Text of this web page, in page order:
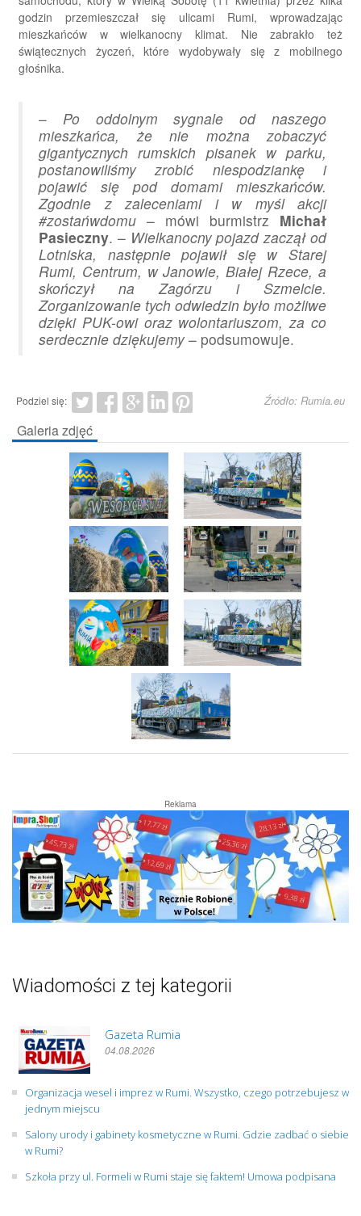
godzin przemieszczał się ulicami Rumi, wprowadzając
mieszkańców w wielkanocny klimat. Nie zabrakło też
świątecznych życzeń, które wydobywały się z mobilnego
głośnika.
– Po oddolnym sygnale od naszego
mieszkańca, że nie można zobaczyć
gigantycznych rumskich pisanek w parku,
postanowiliśmy zrobić niespodziankę i
pojawić się pod domami mieszkańców.
Zgodnie z zaleceniami i w myśl akcji
#zostańwdomu – mówi burmistrz Michał
Pasieczny. – Wielkanocny pojazd zaczął od
Lotniska, następnie pojawił się w Starej
Rumi, Centrum, w Janowie, Białej Rzece, a
skończył na Zagórzu i Szmelcie.
Zorganizowanie tych odwiedzin było możliwe
dzięki PUK-owi oraz wolontariuszom, za co
serdecznie dziękujemy– podsumowuje.
Podziel się: Źródło: Rumia.eu
Galeria zdjęć
Reklama
Wiadomości z tej kategorii
Gazeta Rumia
04.08.2026
Organizacja wesel i imprez w Rumi. Wszystko, czego potrzebujesz w
jednym miejscu
Salony urody i gabinety kosmetyczne w Rumi. Gdzie zadbać o siebie
w Rumi?
Szkoła przy ul. Formeli w Rumi staje się faktem! Umowa podpisana